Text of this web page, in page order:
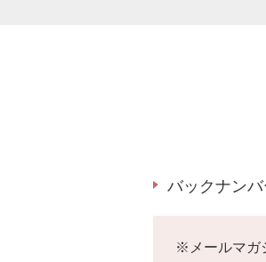
バックナン
※ メールマ